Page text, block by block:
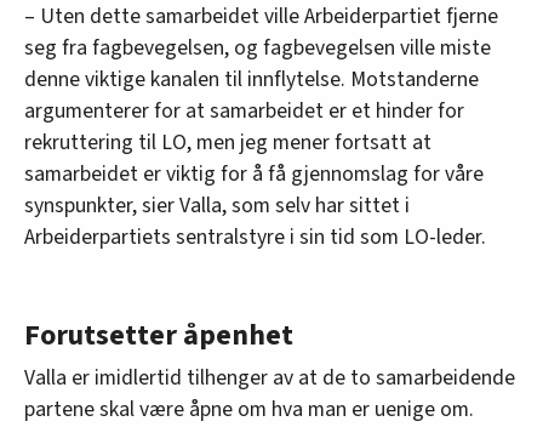
– Uten dette samarbeidet ville Arbeiderpartiet fjerne
seg fra fagbevegelsen, og fagbevegelsen ville miste
denne viktige kanalen til innflytelse. Motstanderne
argumenterer for at samarbeidet er et hinder for
rekruttering til LO, men jeg mener fortsatt at
samarbeidet er viktig for å få gjennomslag for våre
synspunkter, sier Valla, som selv har sittet i
Arbeiderpartiets sentralstyre i sin tid som LO-leder.
Forutsetter åpenhet
Valla er imidlertid tilhenger av at de to samarbeidende
partene skal være åpne om hva man er uenige om.